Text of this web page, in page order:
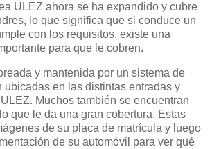
ULEZ ahora se ha expandido y cubre
lo que significa que si conduce un
con los requisitos, existe una
para que le cobren.
y mantenida por un sistema de
ubicadas en las distintas entradas y
Muchos también se encuentran
que le da una gran cobertura. Estas
de su placa de matrícula y luego
de su automóvil para ver qué